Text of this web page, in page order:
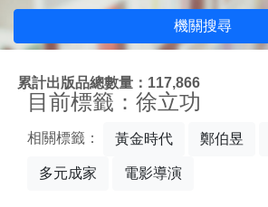
機關搜尋
累計出版品總數量：117,866
目前標籤：徐立功
相關標籤： 黃金時代 鄭伯昱
多元成家 電影導演